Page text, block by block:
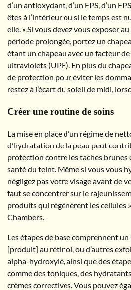
d’un antioxydant, d’un FPS, d’un
êtes à l’intérieur ou si le temps est
elle. « Si vous devez vous exposer
période prolongée, portez un
étant un chapeau avec un facteur
ultraviolets (UPF). En plus du
de protection pour éviter les
restez à l’écart du soleil de midi,
Créer une routine de soins
La mise en place d’un régime de
d’hydratation de la peau peut
protection contre les taches brunes
santé du teint. Même si vous vous
négligez pas votre visage avant de
faut se concentrer sur le
produits qui régénèrent les cellules
Chambers.
Les étapes de base comprennent
[produit] au rétinol, ou d’autres
alpha-hydroxylé, ainsi que des
comme des toniques, des
crèmes correctives. Vous pouvez